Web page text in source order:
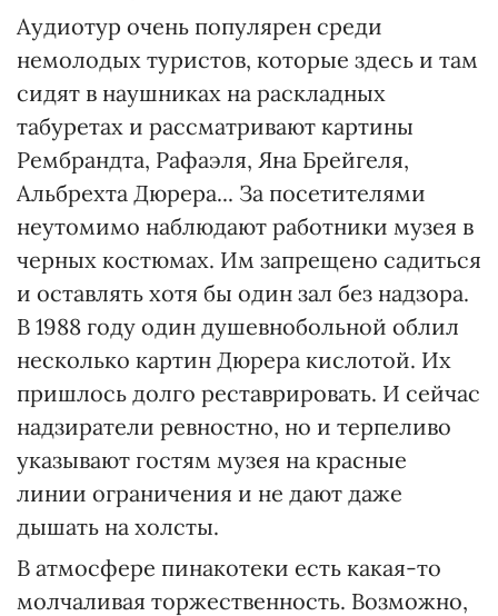
Аудиотур очень популярен среди
немолодых туристов, которые здесь и там
сидят в наушниках на раскладных
табуретах и рассматривают картины
Ремб­рандта, Рафаэля, Яна Брейгеля,
Альбрехта Дюрера... За посетителями
неутомимо наблюдают работники музея в
черных костюмах. Им запрещено садиться
и оставлять хотя бы один зал без надзора.
В 1988 году один душевнобольной облил
несколько картин Дюрера кислотой. Их
пришлось долго реставрировать. И сейчас
надзиратели ревностно, но и терпеливо
указывают гостям музея на красные
линии ограничения и не дают даже
дышать на холсты.
В атмосфере пинакотеки есть какая-то
молчаливая торжественность. Возможно,